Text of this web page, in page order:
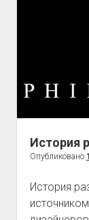
История
Опубликовано
История